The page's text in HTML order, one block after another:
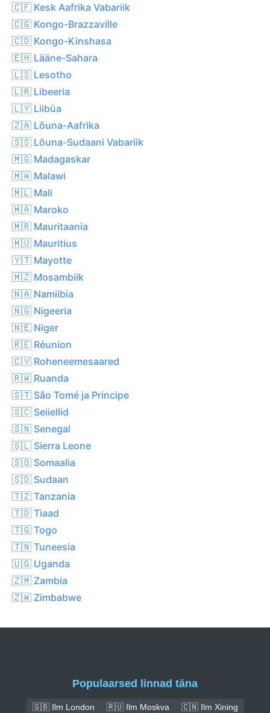
🇨🇫 Kesk Aafrika Vabariik
🇨🇬 Kongo-Brazzaville
🇨🇩 Kongo-Kinshasa
🇪🇭 Lääne-Sahara
🇱🇸 Lesotho
🇱🇷 Libeeria
🇱🇾 Liibüa
🇿🇦 Lõuna-Aafrika
🇸🇸 Lõuna-Sudaani Vabariik
🇲🇬 Madagaskar
🇲🇼 Malawi
🇲🇱 Mali
🇲🇦 Maroko
🇲🇷 Mauritaania
🇲🇺 Mauritius
🇾🇹 Mayotte
🇲🇿 Mosambiik
🇳🇦 Namiibia
🇳🇬 Nigeeria
🇳🇪 Niger
🇷🇪 Réunion
🇨🇻 Roheneemesaared
🇷🇼 Ruanda
🇸🇹 São Tomé ja Principe
🇸🇨 Seiiellid
🇸🇳 Senegal
🇸🇱 Sierra Leone
🇸🇴 Somaalia
🇸🇩 Sudaan
🇹🇿 Tanzania
🇹🇩 Tiaad
🇹🇬 Togo
🇹🇳 Tuneesia
🇺🇬 Uganda
🇿🇲 Zambia
🇿🇼 Zimbabwe
Populaarsed linnad täna
🇬🇧 Ilm London 🇷🇺 Ilm Moskva
🇨🇳 Ilm Xining